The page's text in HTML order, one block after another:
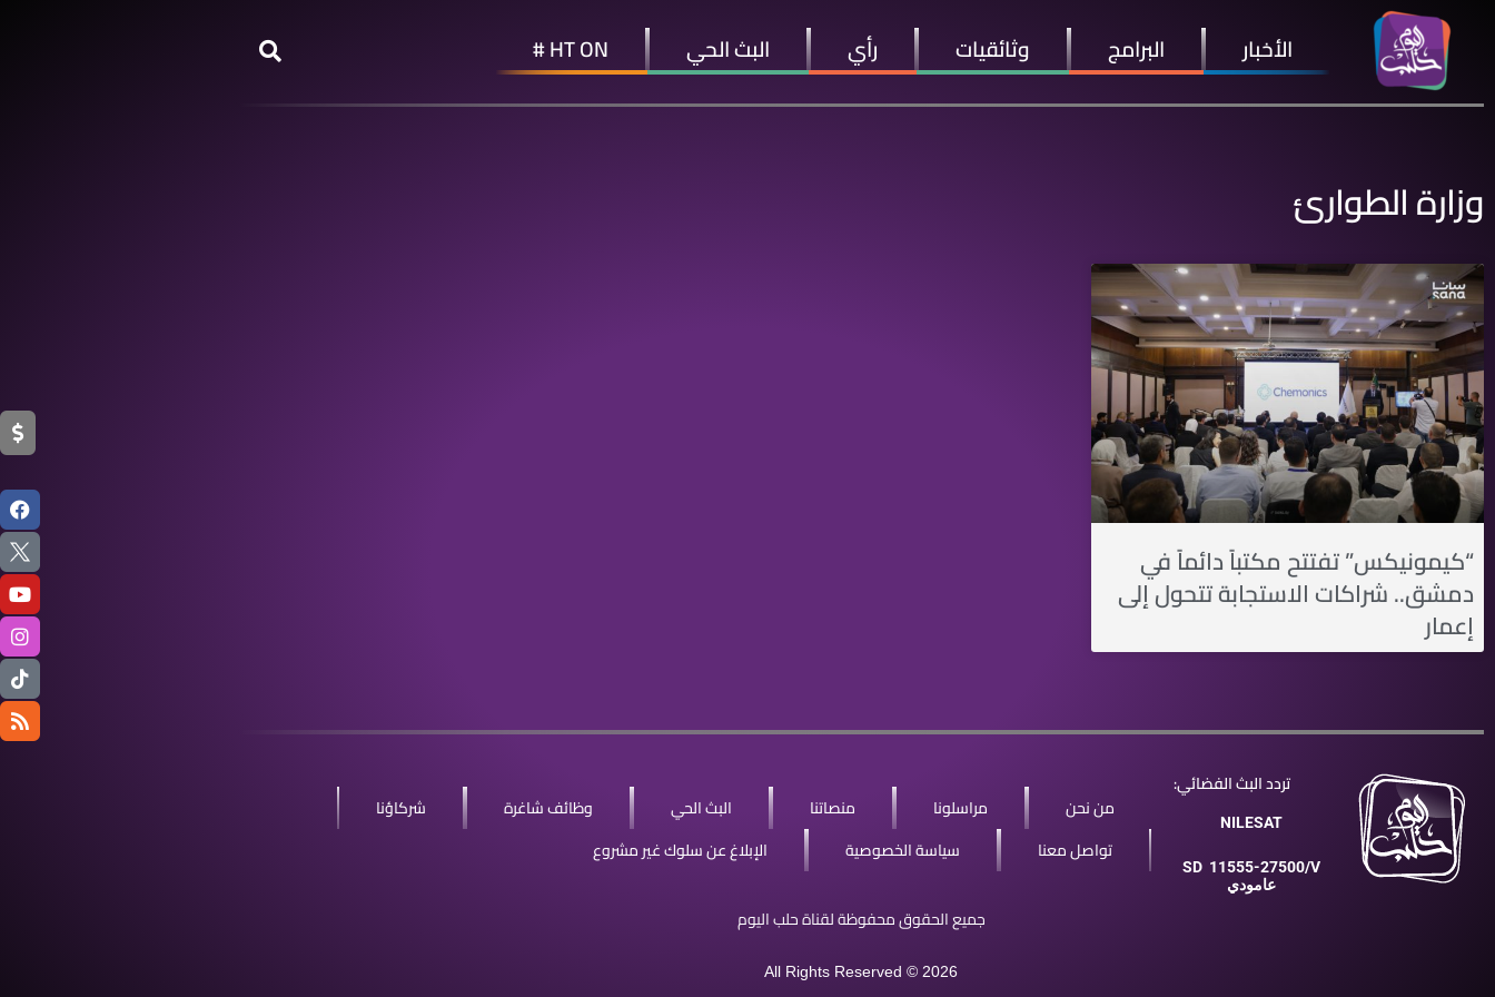
الأخبار البرامج وثائقيات رأي البث الحي HT ON #
وزارة الطوارئ
“كيمونيكس” تفتتح مكتباً دائماً في
دمشق.. شراكات الاستجابة تتحول إلى
إعمار
تردد البث الفضائي:
NILESAT
SD 11555-27500/V
عامودي
من نحن مراسلونا منصاتنا البث الحي وظائف شاغرة
شركاؤنا
تواصل معنا
سياسة الخصوصية الإبلاغ عن سلوك غير مشروع
جميع الحقوق محفوظة لقناة حلب اليوم
All Rights Reserved © 2026